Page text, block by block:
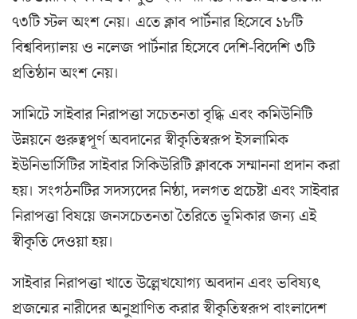
৭৩টি স্টল অংশ নেয়। এতে ক্লাব পার্টনার হিসেবে ১৮টি
বিশ্ববিদ্যালয় ও নলেজ পার্টনার হিসেবে দেশি-বিদেশি ৩টি
প্রতিষ্ঠান অংশ নেয়।
সামিটে সাইবার নিরাপত্তা সচেতনতা বৃদ্ধি এবং কমিউনিটি
উন্নয়নে গুরুত্বপূর্ণ অবদানের স্বীকৃতিস্বরূপ ইসলামিক
ইউনিভার্সিটির সাইবার সিকিউরিটি ক্লাবকে সম্মাননা প্রদান করা
হয়। সংগঠনটির সদস্যদের নিষ্ঠা, দলগত প্রচেষ্টা এবং সাইবার
নিরাপত্তা বিষয়ে জনসচেতনতা তৈরিতে ভূমিকার জন্য এই
স্বীকৃতি দেওয়া হয়।
সাইবার নিরাপত্তা খাতে উল্লেখযোগ্য অবদান এবং ভবিষ্যৎ
প্রজন্মের নারীদের অনুপ্রাণিত করার স্বীকৃতিস্বরূপ বাংলাদেশ